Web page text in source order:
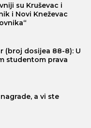
su Kruševac i
i Novi Kneževac
(broj dosijea 88-8): U
studentom prava
a vi ste